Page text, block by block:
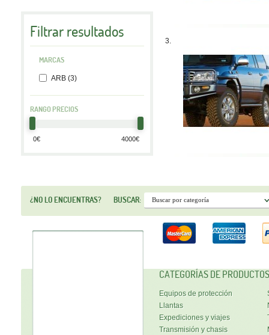
Filtrar resultados
MARCAS
ARB (3)
RANGO PRECIOS
3.
¿NO LO ENCUENTRAS? BUSCAR:
CATEGORÍAS DE PRODUCTOS
Equipos de protección
Llantas
Expediciones y viajes
Transmisión y chasis